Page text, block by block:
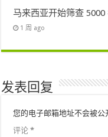
马来西亚开始筛查
1 周 ago
发表回复
您的电子邮箱地址不会被公
评论*